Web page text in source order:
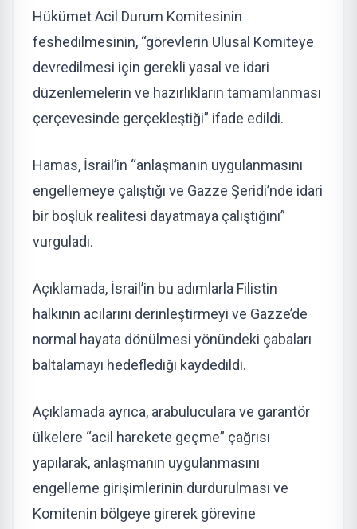
Hükümet Acil Durum Komitesinin
feshedilmesinin, “görevlerin Ulusal Komiteye
devredilmesi için gerekli yasal ve idari
düzenlemelerin ve hazırlıkların tamamlanması
çerçevesinde gerçekleştiği” ifade edildi.
Hamas, İsrail’in “anlaşmanın uygulanmasını
engellemeye çalıştığı ve Gazze Şeridi’nde idari
bir boşluk realitesi dayatmaya çalıştığını”
vurguladı.
Açıklamada, İsrail’in bu adımlarla Filistin
halkının acılarını derinleştirmeyi ve Gazze’de
normal hayata dönülmesi yönündeki çabaları
baltalamayı hedeflediği kaydedildi.
Açıklamada ayrıca, arabuluculara ve garantör
ülkelere “acil harekete geçme” çağrısı
yapılarak, anlaşmanın uygulanmasını
engelleme girişimlerinin durdurulması ve
Komitenin bölgeye girerek görevine